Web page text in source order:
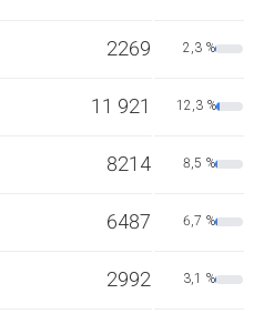
2269 2,3 %
11 921 12,3 %
8214 8,5 %
6487 6,7 %
2992 3,1 %